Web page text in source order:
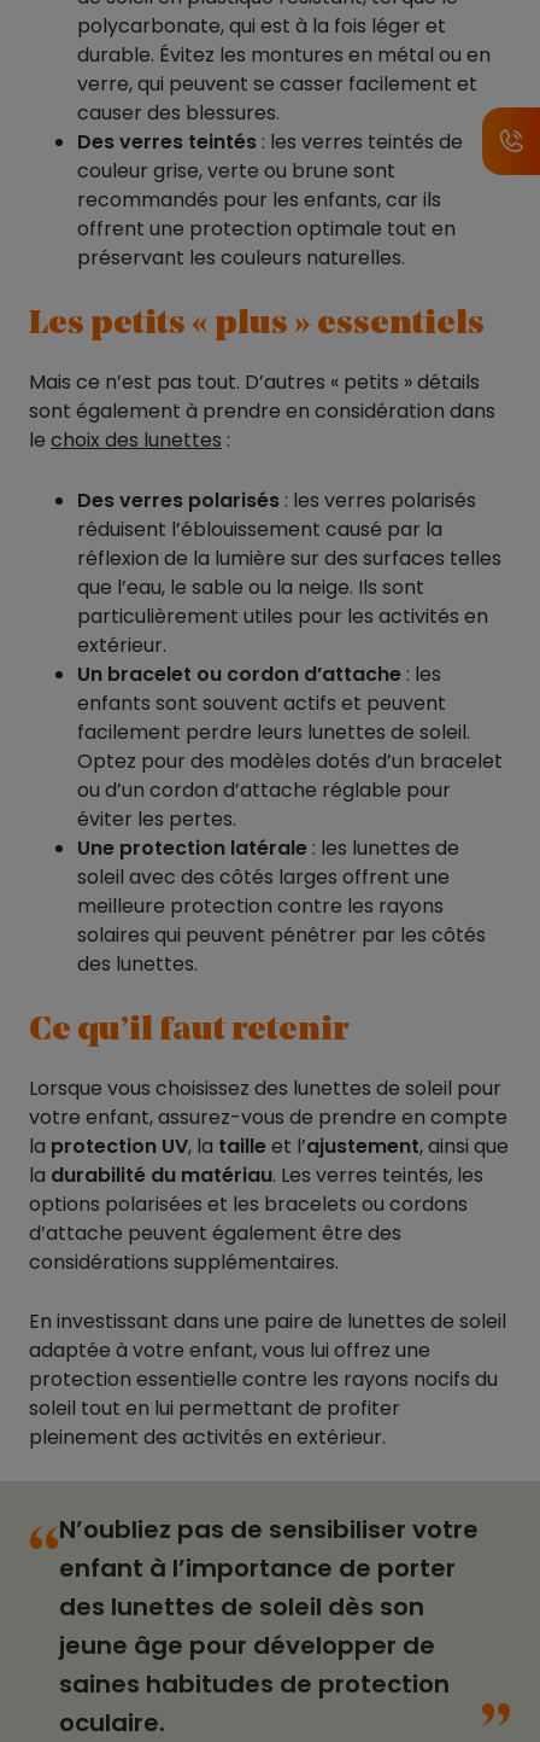
polycarbonate, qui est à la fois léger et
durable. Évitez les montures en métal ou en
verre, qui peuvent se casser facilement et
causer des blessures.
Des verres teintés : les verres teintés de
couleur grise, verte ou brune sont
recommandés pour les enfants, car ils
offrent une protection optimale tout en
préservant les couleurs naturelles.
Les petits « plus » essentiels
Mais ce n’est pas tout. D’autres « petits » détails
sont également à prendre en considération dans
le choix des lunettes :
Des verres polarisés : les verres polarisés
réduisent l’éblouissement causé par la
réflexion de la lumière sur des surfaces telles
que l’eau, le sable ou la neige. Ils sont
particulièrement utiles pour les activités en
extérieur.
Un bracelet ou cordon d’attache : les
enfants sont souvent actifs et peuvent
facilement perdre leurs lunettes de soleil.
Optez pour des modèles dotés d’un bracelet
ou d’un cordon d’attache réglable pour
éviter les pertes.
Une protection latérale : les lunettes de
soleil avec des côtés larges offrent une
meilleure protection contre les rayons
solaires qui peuvent pénétrer par les côtés
des lunettes.
Ce qu’il faut retenir
Lorsque vous choisissez des lunettes de soleil pour
votre enfant, assurez-vous de prendre en compte
la protection UV, la tailleet l’ajustement, ainsi que
la durabilité du matériau. Les verres teintés, les
options polarisées et les bracelets ou cordons
d’attache peuvent également être des
considérations supplémentaires.
En investissant dans une paire de lunettes de soleil
adaptée à votre enfant, vous lui offrez une
protection essentielle contre les rayons nocifs du
soleil tout en lui permettant de profiter
pleinement des activités en extérieur.
“N’oubliez pas de sensibiliser votre
enfant à l’importance de porter
des lunettes de soleil dès son
jeune âge pour développer de
saines habitudes de protection
oculaire.
“